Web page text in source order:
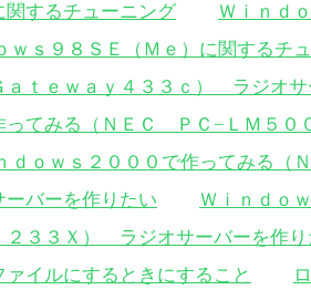
関するチューニング
Ｗｉｎｄ
ｗｓ９８ＳＥ（Ｍｅ）に関するチ
ａｔｅｗａｙ４３３ｃ） ラジオ
ってみる（ＮＥＣ ＰＣ−ＬＭ５
ｄｏｗｓ２０００で作ってみる
バーを作りたい
Ｗｉｎｄｏ
３３Ｘ） ラジオサーバーを作り
イルにするときにすること